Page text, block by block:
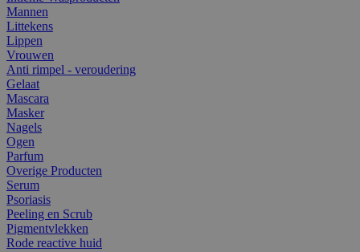
Mannen
Littekens
Lippen
Vrouwen
Anti rimpel - veroudering
Gelaat
Mascara
Masker
Nagels
Ogen
Parfum
Overige Producten
Serum
Psoriasis
Peeling en Scrub
Pigmentvlekken
Rode reactive huid